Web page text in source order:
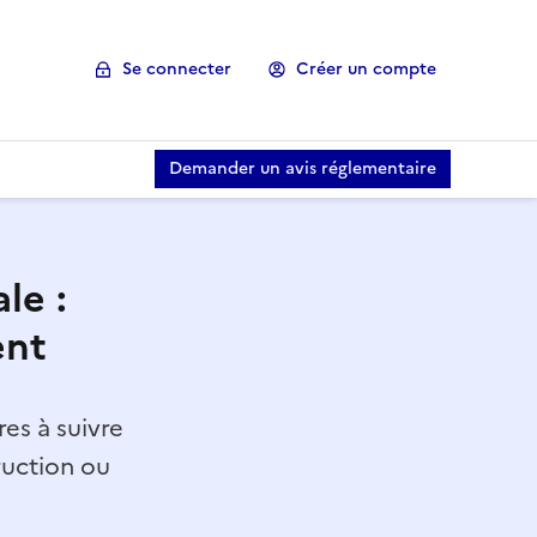
Se connecter Créer un compte
Demander un avis réglementaire
:
à suivre
ou